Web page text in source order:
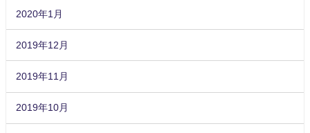
2020年1月
2019年12月
2019年11月
2019年10月